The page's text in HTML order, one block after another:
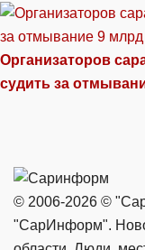
Организаторов
судить за
© 2006-2026 ©
"СарИнформ".